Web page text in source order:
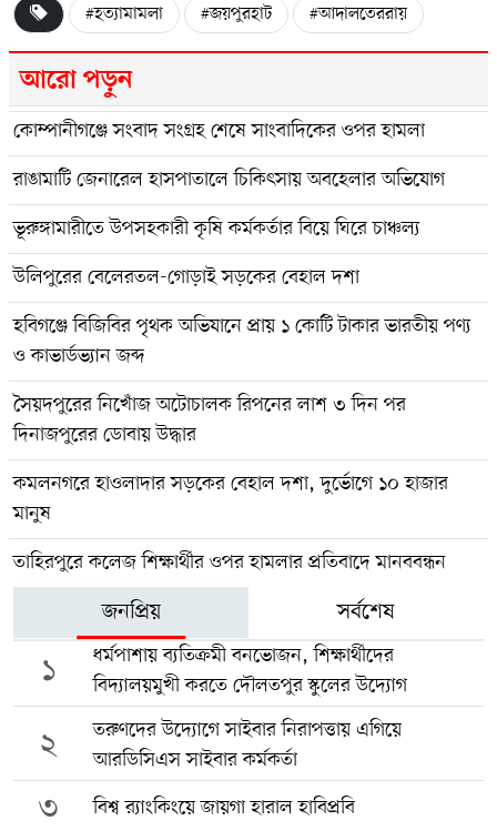
#হত্যামামলা #জয়পুরহাট #আদালতেররায়
আরো পড়ুন
কোম্পানীগঞ্জে সংবাদ সংগ্রহ শেষে সাংবাদিকের ওপর হামলা
রাঙামাটি জেনারেল হাসপাতালে চিকিৎসায় অবহেলার অভিযোগ
ভূরুঙ্গামারীতে উপসহকারী কৃষি কর্মকর্তার বিয়ে ঘিরে চাঞ্চল্য
উলিপুরের বেলেরতল-গোড়াই সড়কের বেহাল দশা
হবিগঞ্জে বিজিবির পৃথক অভিযানে প্রায় ১ কোটি টাকার ভারতীয় পণ্য
ও কাভার্ডভ্যান জব্দ
সৈয়দপুরের নিখোঁজ অটোচালক রিপনের লাশ ৩ দিন পর
দিনাজপুরের ডোবায় উদ্ধার
কমলনগরে হাওলাদার সড়কের বেহাল দশা, দুর্ভোগে ১০ হাজার
মানুষ
তাহিরপুরে কলেজ শিক্ষার্থীর ওপর হামলার প্রতিবাদে মানববন্ধন
জনপ্রিয় সর্বশেষ
১
ধর্মপাশায় ব্যতিক্রমী বনভোজন, শিক্ষার্থীদের
বিদ্যালয়মুখী করতে দৌলতপুর স্কুলের উদ্যোগ
২
তরুণদের উদ্যোগে সাইবার নিরাপত্তায় এগিয়ে
আরডিসিএস সাইবার কর্মকর্তা
৩ বিশ্ব র‍্যাংকিংয়ে জায়গা হারাল হাবিপ্রবি